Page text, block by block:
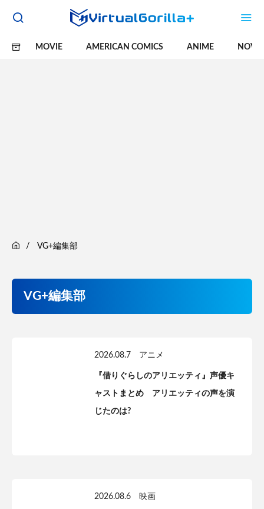
MOVIE AMERICAN COMICS ANIME
VG+編集部
VG+編集部
2026.08.7 アニメ
『借りぐらしのアリエッティ』声優キ
ャストまとめ アリエッティの声を演
じたのは?
2026.08.6 映画